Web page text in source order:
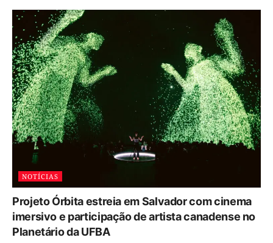
NOTÍCIAS
Projeto Órbita estreia em Salvador com cinema
imersivo e participação de artista canadense no
Planetário da UFBA